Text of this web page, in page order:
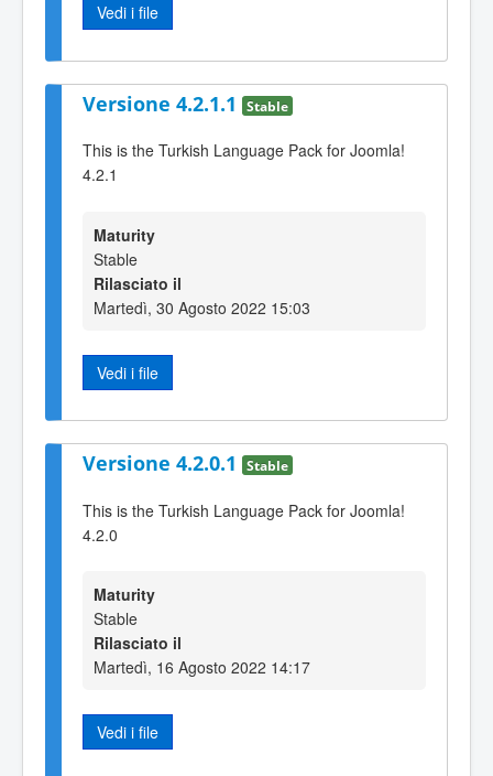
Vedi i file
Versione 4.2.1.1 Stable
This is the Turkish Language Pack for Joomla!
4.2.1
Maturity
Stable
Rilasciato il
Martedì, 30 Agosto 2022 15:03
Vedi i file
Versione 4.2.0.1 Stable
This is the Turkish Language Pack for Joomla!
4.2.0
Maturity
Stable
Rilasciato il
Martedì, 16 Agosto 2022 14:17
Vedi i file